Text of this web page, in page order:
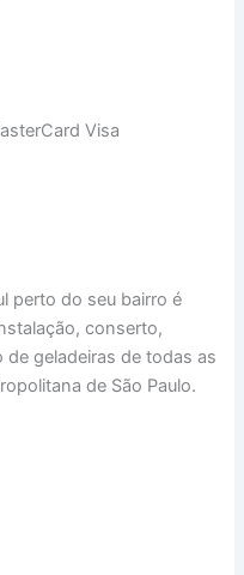
Visa
perto do seu bairro é
conserto,
geladeiras de todas as
de São Paulo.